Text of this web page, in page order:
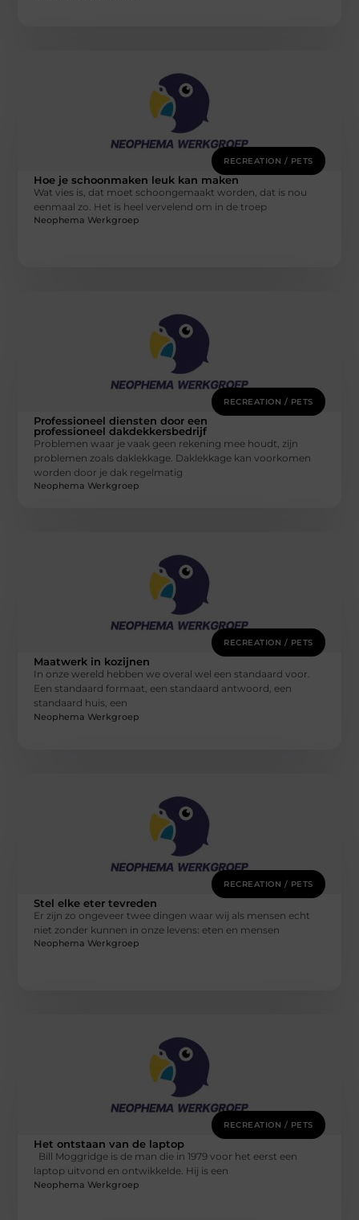
RECREATION / PETS
Hoe je schoonmaken leuk kan maken
Wat vies is, dat moet schoongemaakt worden, dat is nou
eenmaal zo. Het is heel vervelend om in de troep
Neophema Werkgroep
RECREATION / PETS
Professioneel diensten door een
professioneel dakdekkersbedrijf
Problemen waar je vaak geen rekening mee houdt, zijn
problemen zoals daklekkage. Daklekkage kan voorkomen
worden door je dak regelmatig
Neophema Werkgroep
RECREATION / PETS
Maatwerk in kozijnen
In onze wereld hebben we overal wel een standaard voor.
Een standaard formaat, een standaard antwoord, een
standaard huis, een
Neophema Werkgroep
RECREATION / PETS
Stel elke eter tevreden
Er zijn zo ongeveer twee dingen waar wij als mensen echt
niet zonder kunnen in onze levens: eten en mensen
Neophema Werkgroep
RECREATION / PETS
Het ontstaan van de laptop
Bill Moggridge is de man die in 1979 voor het eerst een
laptop uitvond en ontwikkelde. Hij is een
Neophema Werkgroep